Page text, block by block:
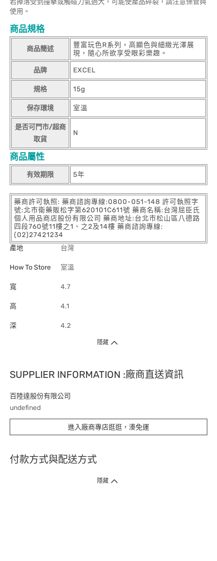
若掉落受到撞擊或觸碰力氣過大，可能使產品碎裂，請注意保管與
使用。
商品規格
商品簡述
豐富玩色R系列，高顯色與細緻光澤展
現，隨心所欲享受眼彩樂趣。
品牌 EXCEL
規格 15g
保存環境 室溫
是否可門市/超商
取貨
N
商品屬性
有效期限 5年
藥商許可執照: 藥商諮詢專線:0800-051-148 許可執照字
號:北市衛藥販松字第620101C611號 藥商名稱:台灣屈臣氏
個人用品商店股份有限公司 藥商地址:台北市松山區八德路
四段760號11樓之1、之2及14樓 藥商諮詢專線:
(02)27421234
產地
台灣
How To Store 室溫
寬 4.7
高 4.1
深 4.2
隱藏
SUPPLIER INFORMATION :廠商直送資訊
百陸達股份有限公司
undefined
進入廠商專店逛逛，湊免運
付款方式與配送方式
隱藏